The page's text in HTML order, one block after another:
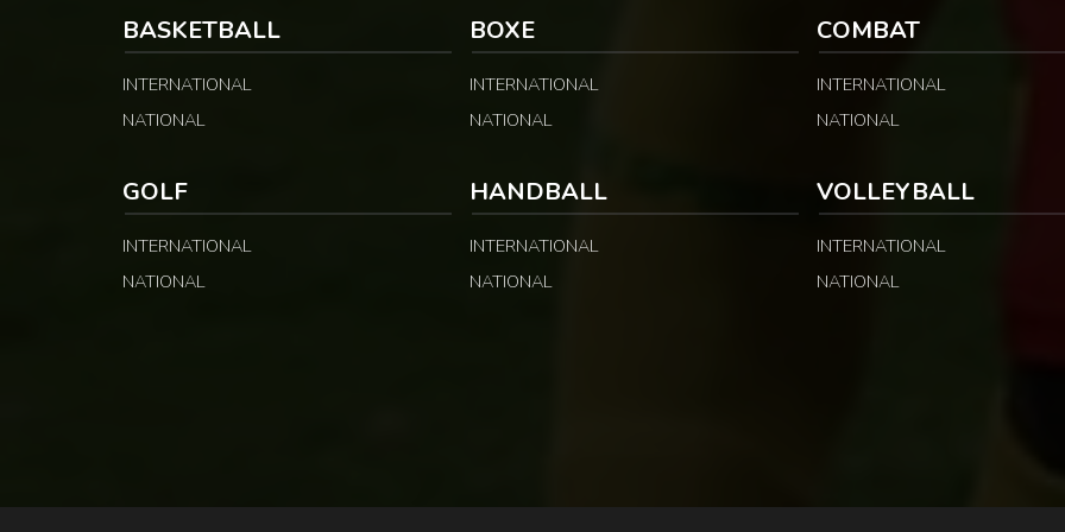
BASKETBALL
INTERNATIONAL
NATIONAL
BOXE
INTERNATIONAL
NATIONAL
COMBAT
INTERNATIONAL
NATIONAL
GOLF
INTERNATIONAL
NATIONAL
HANDBALL
INTERNATIONAL
NATIONAL
VOLLEYBALL
INTERNATIONAL
NATIONAL